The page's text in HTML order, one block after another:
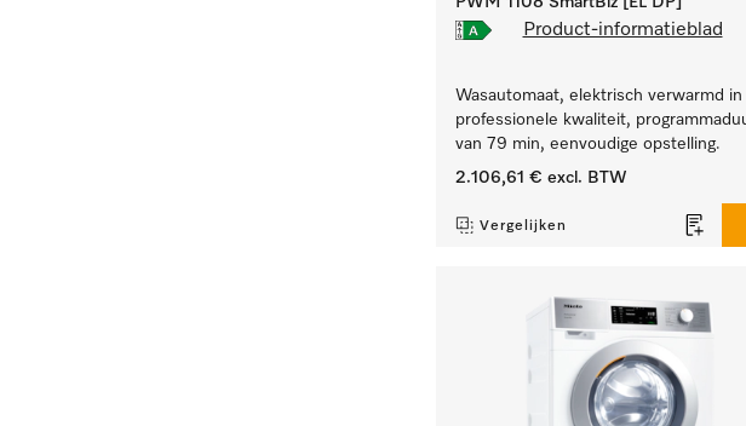
Product-informatieblad
Wasautomaat, elektrisch verwarmd in
professionele kwaliteit,
van 79 min, eenvoudige opstelling.
2.106,61 € excl. BTW
Vergelijken